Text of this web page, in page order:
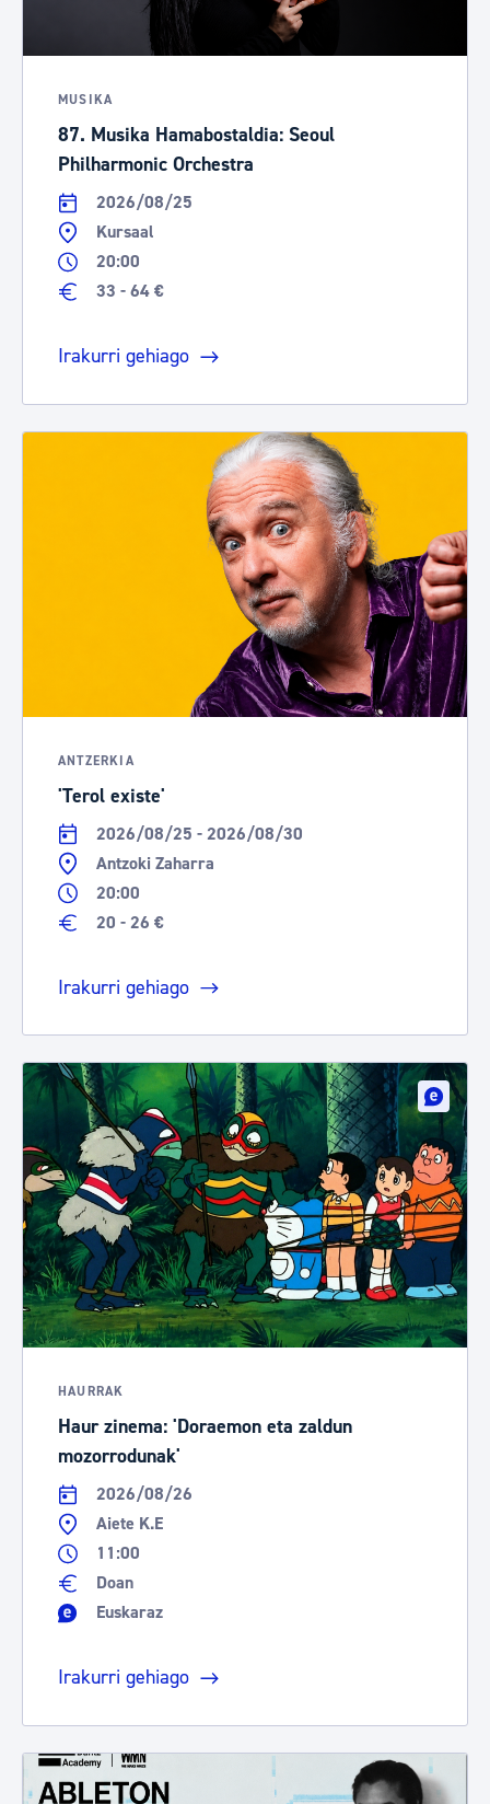
MUSIKA
87. Musika Hamabostaldia: Seoul
Philharmonic Orchestra
2026/08/25
Kursaal
20:00
33 - 64 €
Irakurri gehiago
ANTZERKIA
'Terol existe'
2026/08/25 - 2026/08/30
Antzoki Zaharra
20:00
20 - 26 €
Irakurri gehiago
HAURRAK
Haur zinema: 'Doraemon eta zaldun
mozorrodunak'
2026/08/26
Aiete K.E
11:00
Doan
Euskaraz
Irakurri gehiago